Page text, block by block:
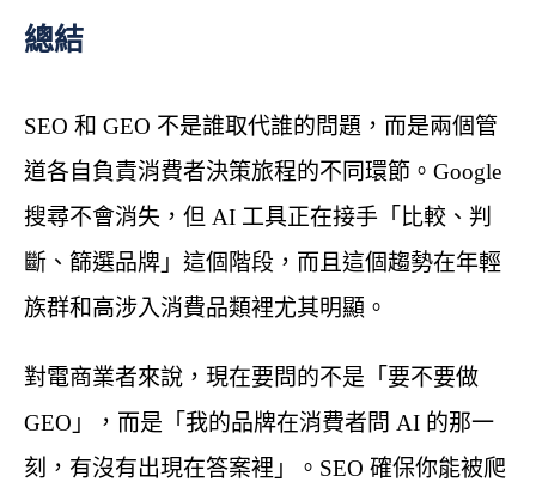
總結
SEO 和 GEO 不是誰取代誰的問題，而是兩個管
道各自負責消費者決策旅程的不同環節。Google
搜尋不會消失，但 AI 工具正在接手「比較、判
斷、篩選品牌」這個階段，而且這個趨勢在年輕
族群和高涉入消費品類裡尤其明顯。
對電商業者來說，現在要問的不是「要不要做
GEO」，而是「我的品牌在消費者問 AI 的那一
刻，有沒有出現在答案裡」。SEO 確保你能被爬